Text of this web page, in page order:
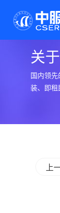
关
国内领
装、即
上